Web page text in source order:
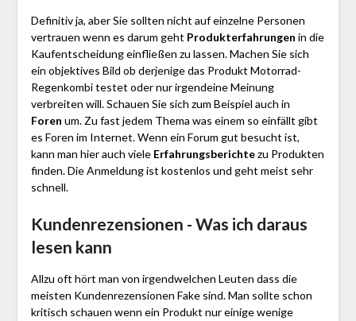
Definitiv ja, aber Sie sollten nicht auf einzelne Personen
vertrauen wenn es darum geht Produkterfahrungen in die
Kaufentscheidung einfließen zu lassen. Machen Sie sich
ein objektives Bild ob derjenige das Produkt Motorrad-
Regen­kombi testet oder nur irgendeine Meinung
verbreiten will. Schauen Sie sich zum Beispiel auch in
Foren um. Zu fast jedem Thema was einem so einfällt gibt
es Foren im Internet. Wenn ein Forum gut besucht ist,
kann man hier auch viele Erfahrungsberichtezu Produkten
finden. Die Anmeldung ist kostenlos und geht meist sehr
schnell.
Kundenrezensionen - Was ich daraus
lesen kann
Allzu oft hört man von irgendwelchen Leuten dass die
meisten Kundenrezensionen Fake sind. Man sollte schon
kritisch schauen wenn ein Produkt nur einige wenige